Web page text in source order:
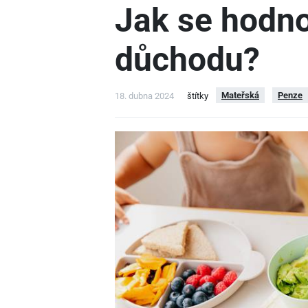
Jak se
důchodu?
18. dubna 2024 štítky Mateřská Penze